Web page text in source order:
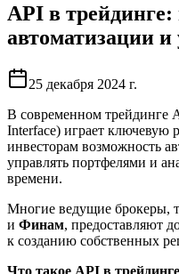
API в
автоматизации и
25 декабря 2024 г.
В современном трейдинге
Interface) играет ключевую
инвесторам возможность
управлять портфелями и
времени.
Многие ведущие брокеры,
и Финам, предоставляют
к созданию собственных
Что такое API в